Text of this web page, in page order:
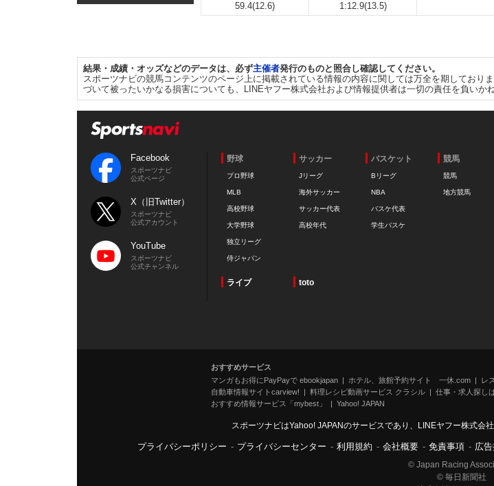
59.4(12.6) 1:12.9(13.5)
結果・成績・オッズなどのデータは、必ず主催者発行のものと照合し確認してください。
スポーツナビの競馬コンテンツのページ上に掲載されている情報の内容に関しては万全を期してお
づいて被ったいかなる損害についても、LINEヤフー株式会社および情報提供者は一切の責任を負いかね
Facebook
スポーツナビ
公式ページ
X（旧Twitter）
スポーツナビ
公式アカウント
YouTube
スポーツナビ
公式チャンネル
野球
プロ野球
MLB
高校野球
大学野球
独立リーグ
侍ジャパン
サッカー
Jリーグ
海外サッカー
サッカー代表
高校年代
バスケット
Bリーグ
NBA
バスケ代表
学生バスケ
競馬
競馬
地方競馬
ライブ toto
おすすめサービス
マンガもお得にPayPayで ebookjapan
ホテル、旅館予約サイト 一休.com
レ
自動車情報サイトcarview!
料理レシピ動画サービス クラシル 仕事・求人探し
おすすめ情報サービス「mybest」
Yahoo! JAPAN
スポーツナビはYahoo! JAPANのサービスであり、LINEヤフー株式会
プライバシーポリシー - プライバシーセンター - 利用規約 - 会社概要 - 免責事項 - 広
© Japan Racing
© 毎日新聞社